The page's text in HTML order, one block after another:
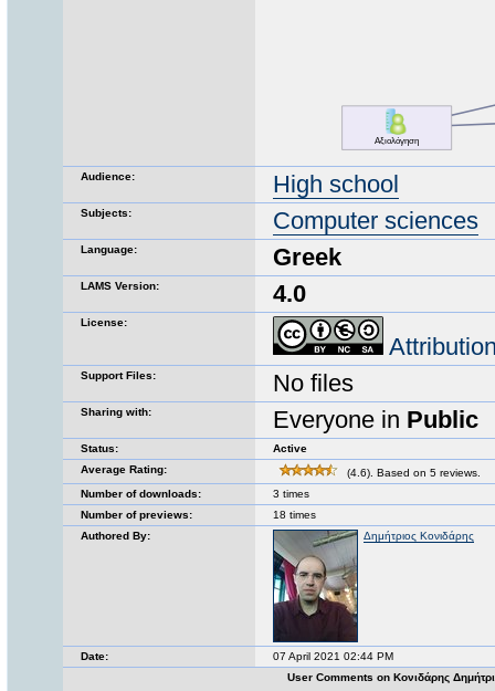
Audience: High school
Subjects: Computer sciences
Language: Greek
LAMS Version: 4.0
License:
Support Files: No files
Sharing with: Everyone in Public
Status:
Active
Average Rating:
(4.6). Based on 5 reviews.
Number of downloads:
3 times
Number of previews:
18 times
Authored By:
Δημήτριος Κονιδάρης
Date:
07 April 2021 02:44 PM
User Comments on Κονιδάρης